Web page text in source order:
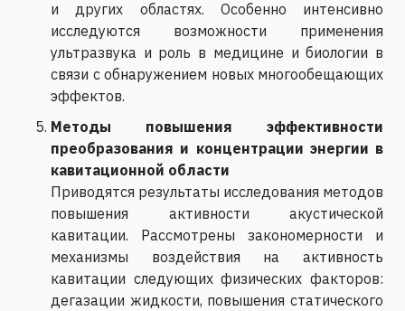
и других областях. Особенно интенсивно
исследуются возможности применения
ультразвука и роль в медицине и биологии в
связи с обнаружением новых многообещающих
эффектов.
Методы повышения эффективности
преобразования и концентрации энергии в
кавитационной области
Приводятся результаты исследования методов
повышения активности акустической
кавитации. Рассмотрены закономерности и
механизмы воздействия на активность
кавитации следующих физических факторов:
дегазации жидкости, повышения статического